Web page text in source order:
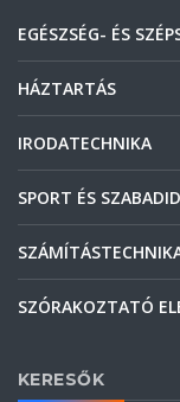
EGÉSZSÉG- ÉS
HÁZTARTÁS
IRODATECHNIKA
SPORT ÉS
SZÓRAKOZTATÓ
KERESŐK